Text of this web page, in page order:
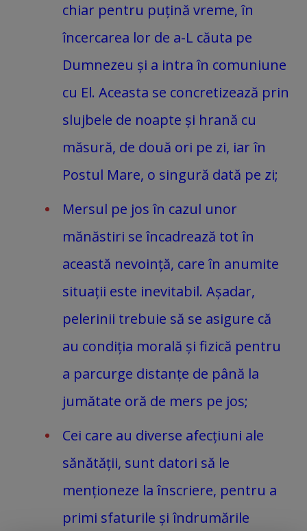
chiar pentru puțină vreme, în
încercarea lor de a-L căuta pe
Dumnezeu și a intra în comuniune
cu El. Aceasta se concretizează prin
slujbele de noapte și hrană cu
măsură, de două ori pe zi, iar în
Postul Mare, o singură dată pe zi;
Mersul pe jos în cazul unor
mănăstiri se încadrează tot în
această nevoință, care în anumite
situații este inevitabil. Așadar,
pelerinii trebuie să se asigure că
au condiția morală și fizică pentru
a parcurge distanțe de până la
jumătate oră de mers pe jos;
Cei care au diverse afecțiuni ale
sănătății, sunt datori să le
menționeze la înscriere, pentru a
primi sfaturile și îndrumările